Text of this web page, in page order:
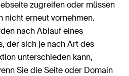
zugreifen oder müssen
nicht erneut vornehmen.
nach Ablauf eines
der sich je nach Art des
unterschieden kann,
Sie die Seite oder Domain